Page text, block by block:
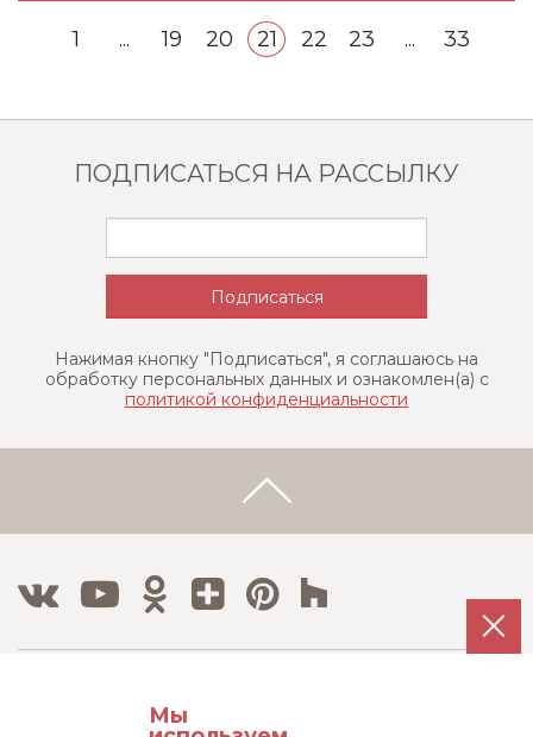
1 ... 19 20 21 22 23 ... 33
ПОДПИСАТЬСЯ НА РАССЫЛКУ
Нажимая кнопку "Подписаться", я соглашаюсь на
обработку персональных данных и ознакомлен(a) с
политикой конфиденциальности
8 800 500 12 63Мы